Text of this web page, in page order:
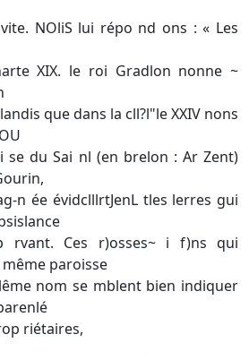
NOliS lui répo nd ons : « Les
XIX. le roi Gradlon nonne ~
que dans la cll?l"le XXIV nons
du Sai nl (en brelon : Ar Zent)
n ée évidclllrtJenL tles lerres gui
rvant. Ces r)osses~ i f)ns qui
paroisse
nom se mblent bien indiquer
riétaires,